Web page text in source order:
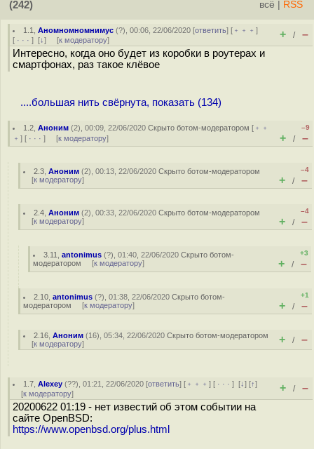
(242)
всё
RSS
1.1 ,Аномномномнимус (?), 00:06, 22/06/2020 [ответить] [ ﹢﹢﹢]
[ · · · ] [↓] [к модератору] + / –
Интересно, когда оно будет из коробки в роутерах и
смартфонах, раз такое клёвое
....большая нить свёрнута, показать (134)
1.2 ,Аноним (2), 00:09, 22/06/2020Скрыто ботом-модератором [ ﹢﹢
﹢ ] [ · · · ] [к модератору]
–9
+ / –
2.3 ,Аноним (2), 00:13, 22/06/2020Скрыто ботом-модератором
[к модератору]
–4
+ / –
2.4 ,Аноним (2), 00:33, 22/06/2020Скрыто ботом-модератором
[к модератору]
–4
+ / –
3.11 ,antonimus (?), 01:40, 22/06/2020Скрыто ботом-
модератором [к модератору]
+3
+ / –
2.10 ,antonimus (?), 01:38, 22/06/2020Скрыто ботом-
модератором [к модератору]
+1
+ / –
2.16 ,Аноним (16), 05:34, 22/06/2020Скрыто ботом-модератором
[к модератору] + / –
1.7 ,Alexey (??), 01:21, 22/06/2020 [ответить] [ ﹢﹢﹢] [ · · ·][↓] [↑]
[к модератору] + / –
20200622 01:19 - нет известий об этом событии на
сайте OpenBSD:
https://www.openbsd.org/plus.html